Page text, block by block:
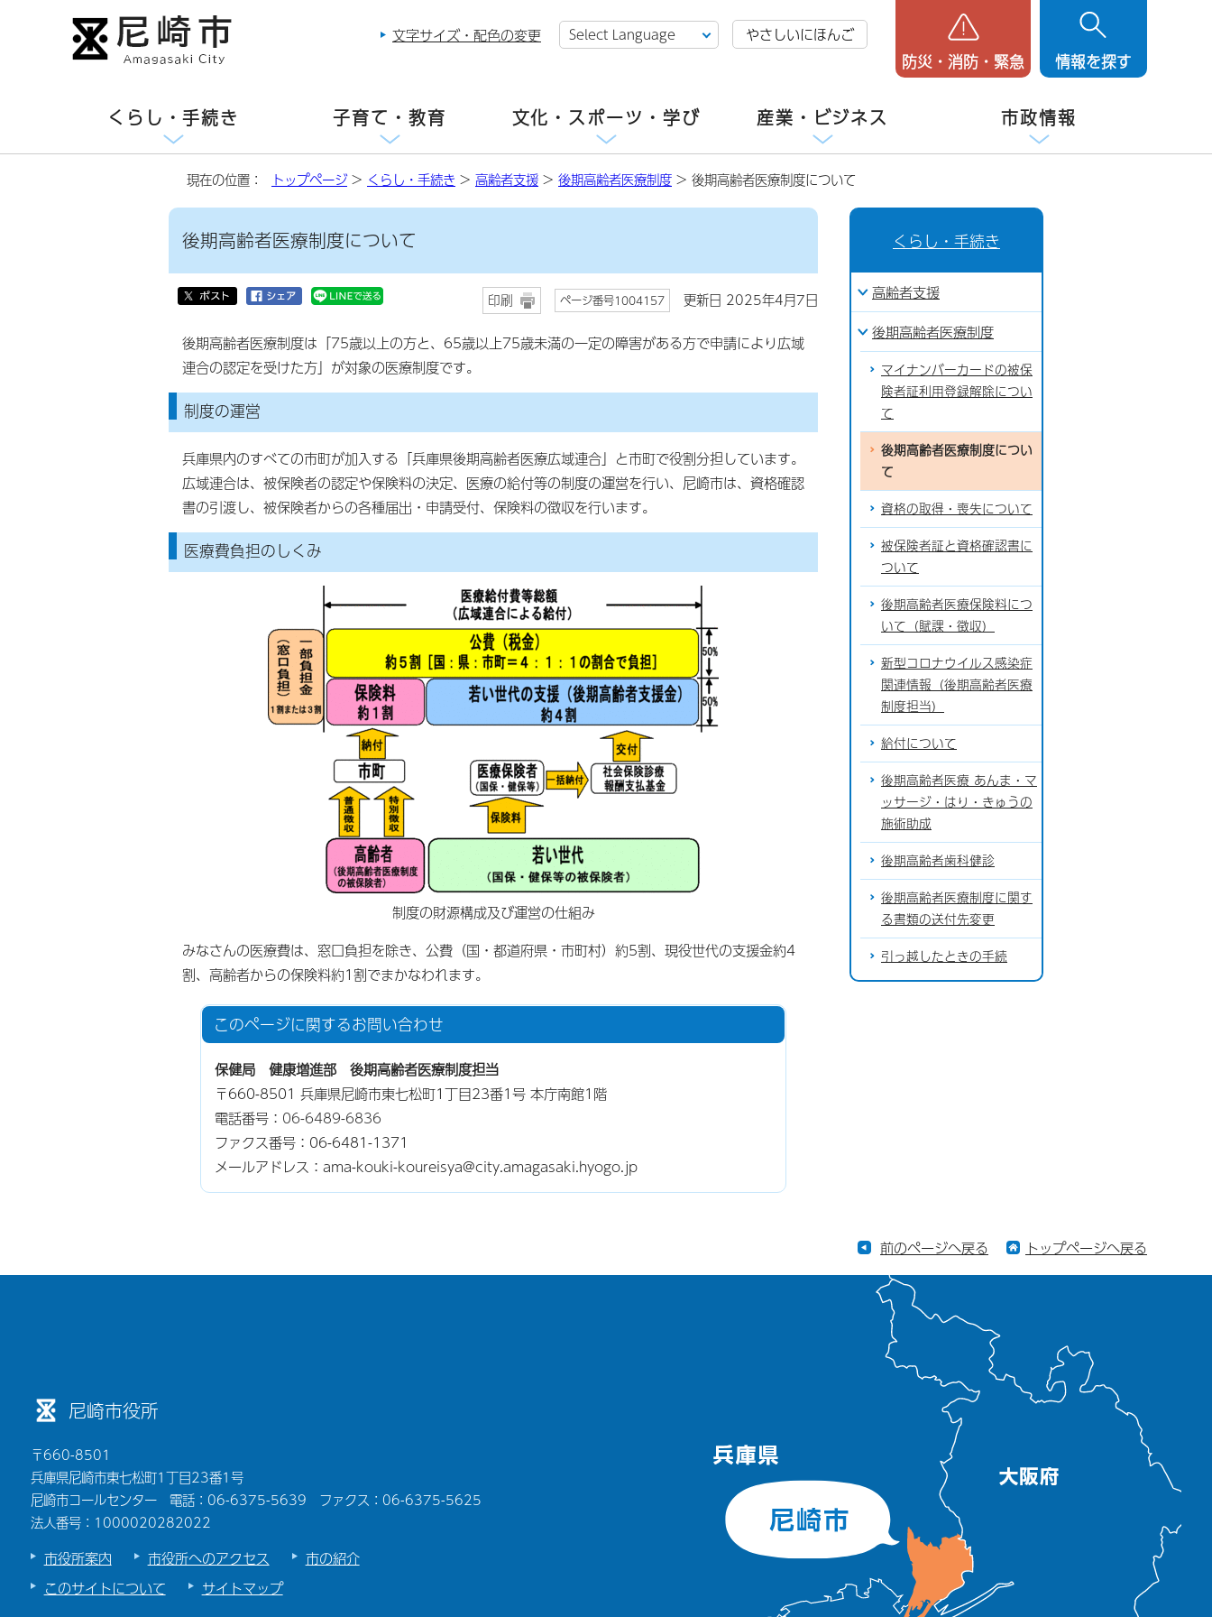
文字サイズ・配色の変更 やさしいにほんご
防災・消防・緊急 情報を探す
くらし・手続き 子育て・教育 文化・スポーツ・学び 産業・ビジネス 市政情報
現在の位置： トップページ> くらし・手続き > 高齢者支援 > 後期高齢者医療制度 > 後期高齢者医療制度について
後期高齢者医療制度について
印刷 ページ番号1004157 更新日 2025年4月7日
後期高齢者医療制度は「75歳以上の方と、65歳以上75歳未満の一定の障害がある方で申請により広域
連合の認定を受けた方」が対象の医療制度です。
制度の運営
兵庫県内のすべての市町が加入する「兵庫県後期高齢者医療広域連合」と市町で役割分担しています。
広域連合は、被保険者の認定や保険料の決定、医療の給付等の制度の運営を行い、尼崎市は、資格確認
書の引渡し、被保険者からの各種届出・申請受付、保険料の徴収を行います。
医療費負担のしくみ
制度の財源構成及び運営の仕組み
みなさんの医療費は、窓口負担を除き、公費（国・都道府県・市町村）約5割、現役世代の支援金約4
割、高齢者からの保険料約1割でまかなわれます。
このページに関するお問い合わせ
保健局 健康増進部 後期高齢者医療制度担当
〒660-8501 兵庫県尼崎市東七松町1丁目23番1号 本庁南館1階
電話番号： 06-6489-6836
ファクス番号：06-6481-1371
メールアドレス：ama-kouki-koureisya@city.amagasaki.hyogo.jp
くらし・手続き
高齢者支援
後期高齢者医療制度
マイナンバーカードの被保
険者証利用登録解除につい
て
後期高齢者医療制度につい
て
資格の取得・喪失について
被保険者証と資格確認書に
ついて
後期高齢者医療保険料につ
いて（賦課・徴収）
新型コロナウイルス感染症
関連情報（後期高齢者医療
制度担当）
給付について
後期高齢者医療 あんま・マ
ッサージ・はり・きゅうの
施術助成
後期高齢者歯科健診
後期高齢者医療制度に関す
る書類の送付先変更
引っ越したときの手続
前のページへ戻る トップページへ戻る
尼崎市役所
〒660-8501
兵庫県尼崎市東七松町1丁目23番1号
尼崎市コールセンター 電話：06-6375-5639 ファクス：06-6375-5625
法人番号：1000020282022
市役所案内 市役所へのアクセス
市の紹介
このサイトについて
サイトマップ